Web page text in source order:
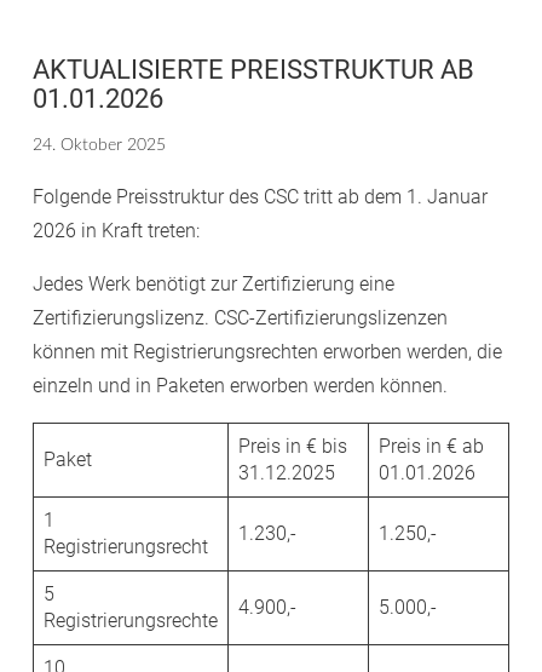
AKTUALISIERTE PREISSTRUKTUR AB
01.01.2026
24. Oktober 2025
Folgende Preisstruktur des CSC tritt ab dem 1. Januar
2026 in Kraft treten:
Jedes Werk benötigt zur Zertifizierung eine
Zertifizierungslizenz. CSC-Zertifizierungslizenzen
können mit Registrierungsrechten erworben werden, die
einzeln und in Paketen erworben werden können.
Paket
Preis in € bis
31.12.2025
Preis in € ab
01.01.2026
1
Registrierungsrecht
1.230,- 1.250,-
5
Registrierungsrechte
4.900,- 5.000,-